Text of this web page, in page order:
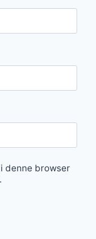
denne browser